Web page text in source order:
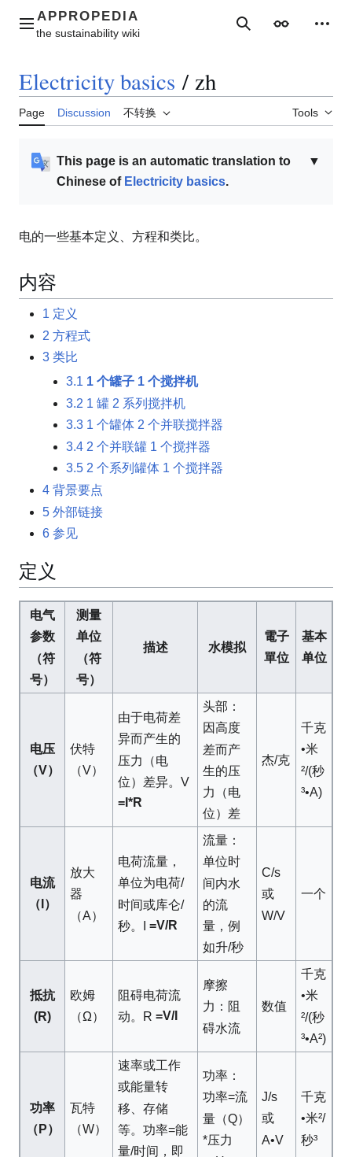
contentMain menu SearchAppearance
Electricity basics / zh
Page Discussion 不转换 Tools
▼
This page is an automatic translation to
Chinese of Electricity basics.
电的一些基本定义、方程和类比。
内容
1 定义
2 方程式
3 类比
3.1 1 个罐子 1 个搅拌机
3.2 1 罐 2 系列搅拌机
3.3 1 个罐体 2 个并联搅拌器
3.4 2 个并联罐 1 个搅拌器
3.5 2 个系列罐体 1 个搅拌器
4 背景要点
5 外部链接
6 参见
定义
电气
参数
（符
号）
测量
单位
（符
号）
描述 水模拟
電子
單位
基本
单位
电压
（V）
伏特
（V）
由于电荷差
异而产生的
压力（电
位）差异。V
=I*R
头部：
因高度
差而产
生的压
力（电
位）差
杰/克
千克
•米
²/(秒
³•A)
电流
（I）
放大
器
（A）
电荷流量，
单位为电荷/
时间或库仑/
秒。I=V/R
流量：
单位时
间内水
的流
量，例
如升/秒
C/s
或
W/V
一个
抵抗
(R)
欧姆
（Ω）
阻碍电荷流
动。R=V/I
摩擦
力：阻
碍水流
数值
千克
•米
²/(秒
³•A²)
功率
（P）
瓦特
（W）
速率或工作
或能量转
移、存储
等。功率=能
量/时间，即
功率：
功率=流
量（Q）
*压力
J/s
或
A•V
千克
•米²/
秒³